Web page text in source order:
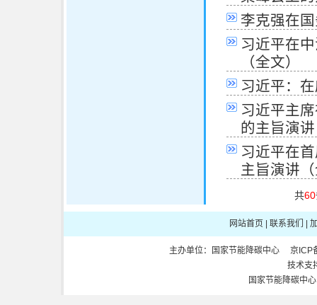
李克强在
习近平在
（全文）
习近平：
习近平主
的主旨演
习近平在
主旨演讲
共60
网站首页 联系我们
主办单位：国家节能降碳中心 京
技术支
国家节能降碳中